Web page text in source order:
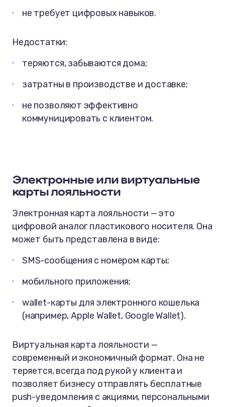
не требует цифровых навыков.
Недостатки:
теряются, забываются дома;
затратны в производстве и доставке;
не позволяют эффективно
коммуницировать с клиентом.
Электронные или виртуальные
карты лояльности
Электронная карта лояльности — это
цифровой аналог пластикового носителя. Она
может быть представлена в виде:
SMS-сообщения с номером карты;
мобильного приложения;
wallet-карты для электронного кошелька
(например, Apple Wallet, Google Wallet).
Виртуальная карта лояльности —
современный и экономичный формат. Она не
теряется, всегда под рукой у клиента и
позволяет бизнесу отправлять бесплатные
push-уведомления с акциями, персональными